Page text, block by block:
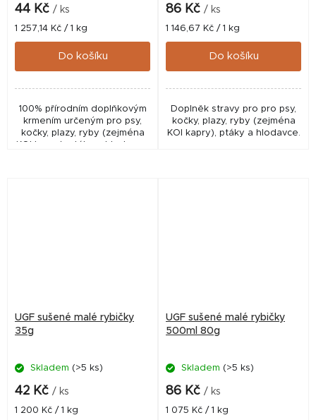
44 Kč / ks
Měrná
1 257,14 Kč / 1 kg
Do košíku
100% přírodním doplňkovým
krmením určeným pro psy,
kočky, plazy, ryby (zejména
KOI kapry), ptáky a hlodavce.
86 Kč / ks
Měrná
1 146,67 Kč / 1 kg
Do košíku
Doplněk stravy pro pro psy,
kočky, plazy, ryby (zejména
KOI kapry), ptáky a hlodavce.
UGF sušené malé rybičky
35g
Skladem (>5 ks)
42 Kč / ks
Měrná
1 200 Kč / 1 kg
UGF sušené malé rybičky
500ml 80g
Skladem (>5 ks)
86 Kč / ks
Měrná
1 075 Kč / 1 kg